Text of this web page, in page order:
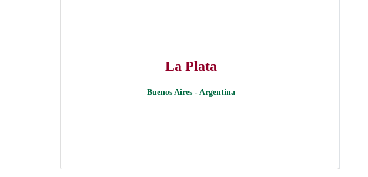
La Plata
Buenos Aires - Argentina